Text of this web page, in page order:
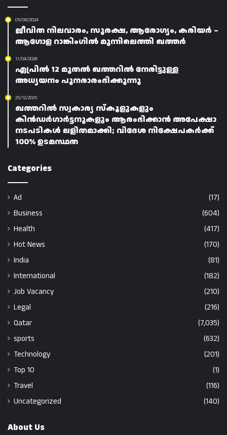
05/09/2024
ജീവിത നിലവാരം, സുരക്ഷ, ആരോഗ്യം, കരിയർ –
ആഗോള റാങ്കിംഗിൽ മുന്നിലെത്തി ഖത്തർ
11/04/2026
ഏപ്രിൽ 12 മുതൽ ഖത്തറിൽ നേരിട്ടുള്ള
അധ്യയനം പുനരാരംഭിക്കുന്നു
25/12/2025
ഖത്തറിൽ സ്വകാര്യ സ്കൂളുകളും
കിൻഡർഗാർട്ടനുകളും ആരംഭിക്കാൻ അപേക്ഷാ
നടപടികൾ ലളിതമാക്കി; വിദേശ നിക്ഷേപകർക്ക്
100% ഉടമസ്ഥത
Categories
Ad
(17)
Business
(604)
Health
(417)
Hot News
(170)
India
(81)
International
(182)
Job Vacancy
(210)
Legal
(216)
Qatar
(7,035)
sports
(632)
Technology
(201)
Top 10
(1)
Travel
(116)
Uncategorized
(140)
About Us